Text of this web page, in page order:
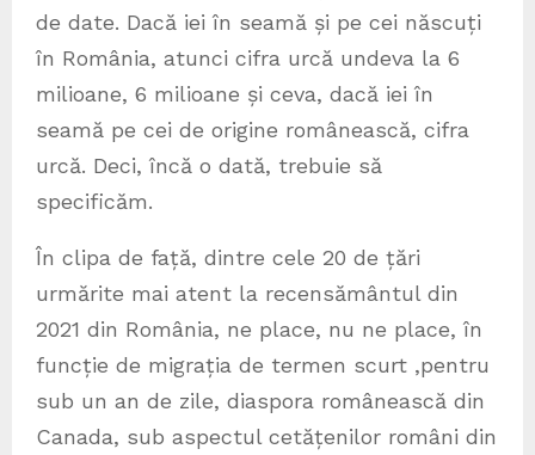
de date. Dacă iei în seamă și pe cei născuți
în România, atunci cifra urcă undeva la 6
milioane, 6 milioane și ceva, dacă iei în
seamă pe cei de origine românească, cifra
urcă. Deci, încă o dată, trebuie să
specificăm.
În clipa de față, dintre cele 20 de țări
urmărite mai atent la recensământul din
2021 din România, ne place, nu ne place, în
funcție de migrația de termen scurt ,pentru
sub un an de zile, diaspora românească din
Canada, sub aspectul cetățenilor români din